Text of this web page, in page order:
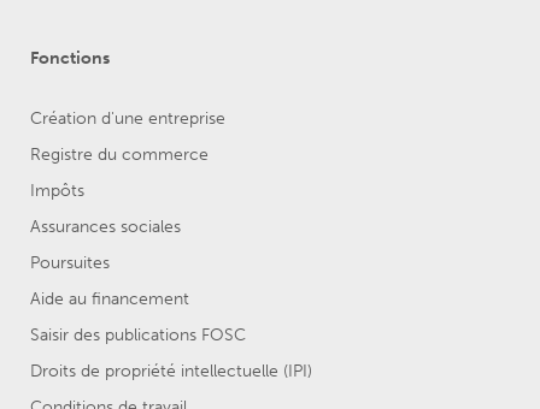
Fonctions
Création d'une entreprise
Registre du commerce
Impôts
Assurances sociales
Poursuites
Aide au financement
Saisir des publications FOSC
Droits de propriété intellectuelle (IPI)